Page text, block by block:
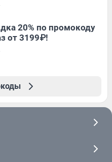
20% по промокоду
от 3199₽!